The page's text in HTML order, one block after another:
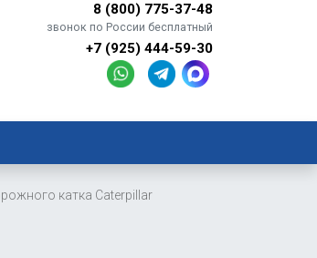
8 (800) 775-37-48
звонок по России бесплатный
+7 (925) 444-59-30
катка Caterpillar